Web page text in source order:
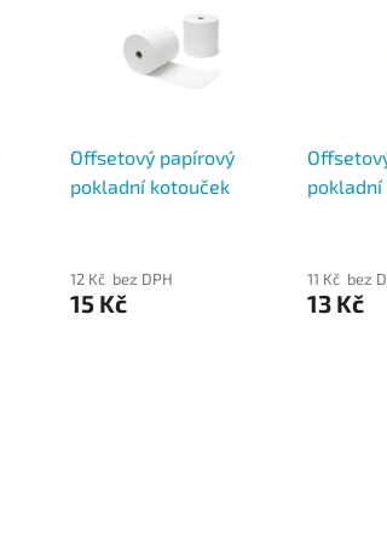
Offsetový papírový
pokladní kotouček
12 Kč bez DPH
15 Kč
11 Kč bez
13 Kč